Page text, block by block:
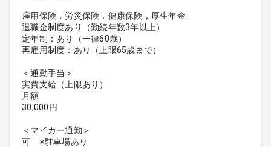
雇用保険，労災保険，健康保険，厚生年金
退職金制度あり（勤続年数3年以上）
定年制：あり（一律60歳）
再雇用制度：あり（上限65歳まで）
＜通勤手当＞
実費支給（上限あり）
月額
30,000円
＜マイカー通勤＞
可 ※駐車場あり